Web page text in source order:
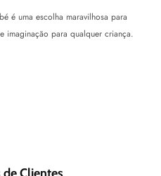
é uma escolha maravilhosa para
imaginação para qualquer criança.